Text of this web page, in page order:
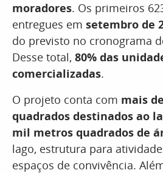
moradores. Os primeiros
entregues em setembro de
do previsto no cronograma
Desse total, 80% das
comercializadas.
O projeto conta com mais
quadrados destinados ao
mil metros quadrados de
lago, estrutura para
espaços de convivência.